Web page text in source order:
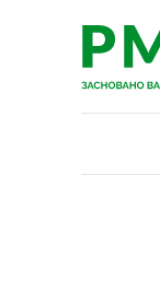
PMG.ua
PMG.ua